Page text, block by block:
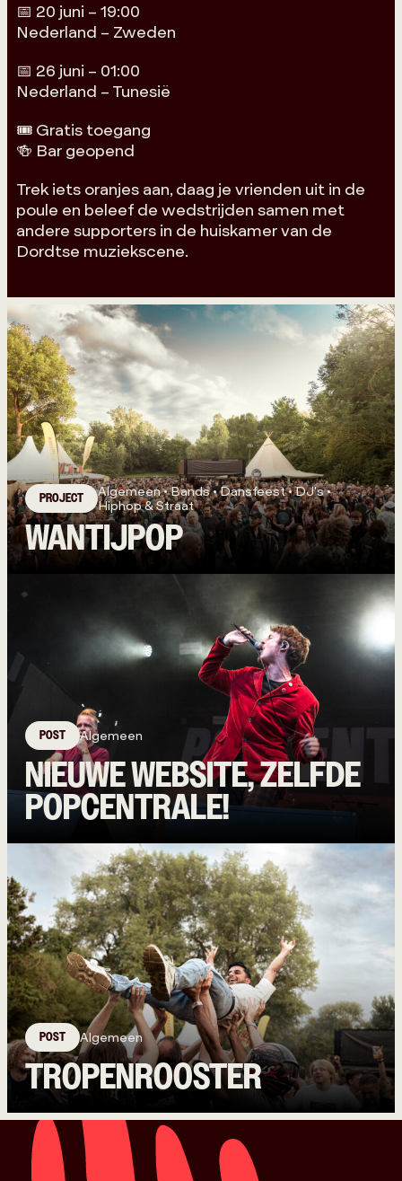
📅 20 juni – 19:00
Nederland – Zweden
📅 26 juni – 01:00
Nederland – Tunesië
🎟️ Gratis toegang
🍻 Bar geopend
Trek iets oranjes aan, daag je vrienden uit in de
poule en beleef de wedstrijden samen met
andere supporters in de huiskamer van de
Dordtse muziekscene.
PROJECT
Algemeen • Bands • Dansfeest • DJ's •
Hiphop & Straat
WANTIJPOP
POST Algemeen
NIEUWE WEBSITE, ZELFDE
POPCENTRALE!
POST Algemeen
TROPENROOSTER